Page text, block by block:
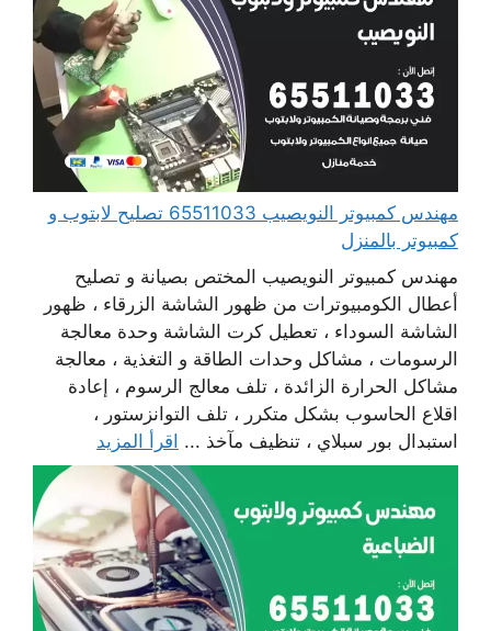
مهندس كمبيوتر النويصيب 65511033 تصليح لابتوب و
كمبيوتر بالمنزل
مهندس كمبيوتر النويصيب المختص بصيانة و تصليح
أعطال الكومبيوترات من ظهور الشاشة الزرقاء ، ظهور
الشاشة السوداء ، تعطيل كرت الشاشة وحدة معالجة
الرسومات ، مشاكل وحدات الطاقة و التغذية ، معالجة
مشاكل الحرارة الزائدة ، تلف معالج الرسوم ، إعادة
اقلاع الحاسوب بشكل متكرر ، تلف التوانزستور ،
استبدال بور سبلاي ، تنظيف مآخذ ... اقرأ المزيد